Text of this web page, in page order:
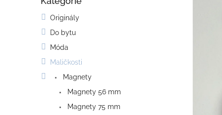
Originály
Do bytu
Móda
Maličkosti
Magnety
Magnety 56 mm
Magnety 75 mm